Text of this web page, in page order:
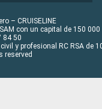
– CRUISELINE
con un capital de 150 000
84 50
y profesional RC RSA de
reserved